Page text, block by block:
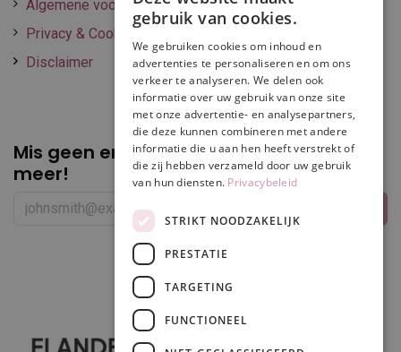
Algemene voorwaarden
Privacy & Cookie policy
Disclaimer
Mis geen enkelepromotie of korting
meer!
gebruik van cookies.
We gebruiken cookies om inhoud en
advertenties te personaliseren en om ons
verkeer te analyseren. We delen ook
informatie over uw gebruik van onze site
met onze advertentie- en analysepartners,
die deze kunnen combineren met andere
informatie die u aan hen heeft verstrekt of
die zij hebben verzameld door uw gebruik
van hun diensten. Privacybeleid
STRIKT NOODZAKELIJK
PRESTATIE
TARGETING
FUNCTIONEEL